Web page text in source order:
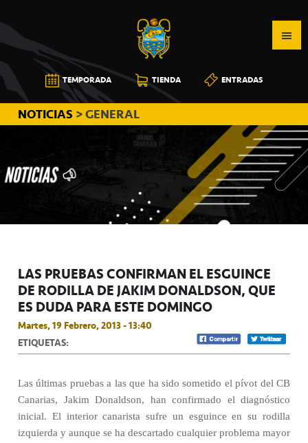
a
la
navegación
principal
al
contenido
principal
a
la
barra
lateral
principal
CB
CANARIAS
TEMPORADA TIENDA ENTRADAS
NOTICIAS > GENERAL
LAS PRUEBAS CONFIRMAN EL ESGUINCE
DE RODILLA DE JAKIM DONALDSON, QUE
ES DUDA PARA ESTE DOMINGO
Martes, 19 Febrero, 2013 - 13:40
ETIQUETAS:
Las últimas pruebas a las que ha sido sometido el pívot del CB
Canarias, Jakim Donaldson, han confirmado el diagnóstico
inicial. El interior canarista sufre un esguince en su rodilla
izquierda y aunque se ha descartado cualquier problema mayor